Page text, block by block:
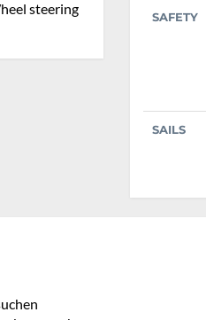
steering SAFETY
SAILS